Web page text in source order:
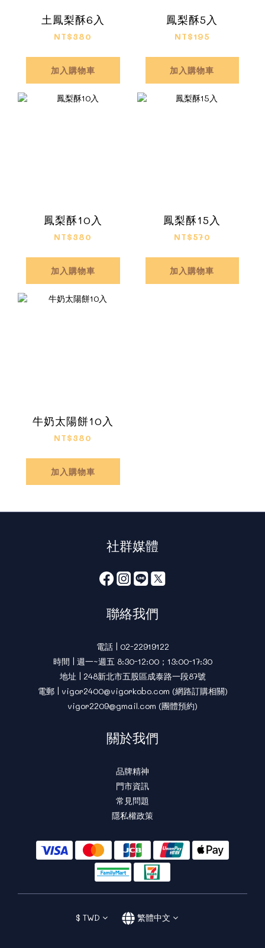
土鳳梨酥6入
NT$380
加入購物車
鳳梨酥5入
NT$195
加入購物車
鳳梨酥10入
NT$380
加入購物車
鳳梨酥15入
NT$570
加入購物車
牛奶太陽餅10入
NT$380
加入購物車
社群媒體
聯絡我們
電話 | 02-22919122
時間 | 週一~週五 8:30-12:00；13:00-17:30
地址 | 248新北市五股區成泰路一段87號
電郵 | vigor2400@vigorkobo.com (網路訂購相關)
vigor2209@gmail.com (團體預約)
關於我們
品牌精神
門市資訊
常見問題
隱私權政策
$ TWD 繁體中文